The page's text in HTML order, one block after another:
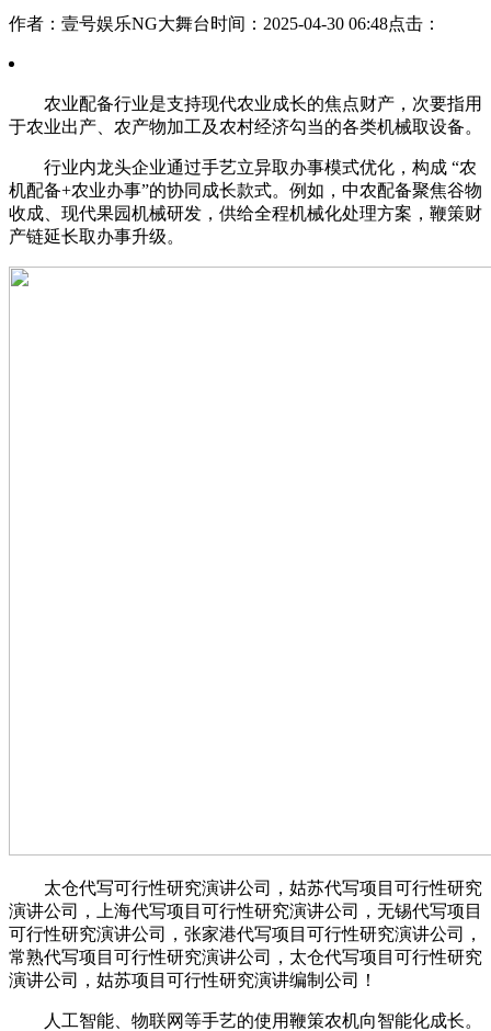
作者：壹号娱乐NG大舞台时间：2025-04-30 06:48点击：
农业配备行业是支持现代农业成长的焦点财产，次要指用
于农业出产、农产物加工及农村经济勾当的各类机械取设备。
行业内龙头企业通过手艺立异取办事模式优化，构成 “农
机配备+农业办事”的协同成长款式。例如，中农配备聚焦谷物
收成、现代果园机械研发，供给全程机械化处理方案，鞭策财
产链延长取办事升级。
太仓代写可行性研究演讲公司，姑苏代写项目可行性研究
演讲公司，上海代写项目可行性研究演讲公司，无锡代写项目
可行性研究演讲公司，张家港代写项目可行性研究演讲公司，
常熟代写项目可行性研究演讲公司，太仓代写项目可行性研究
演讲公司，姑苏项目可行性研究演讲编制公司！
人工智能、物联网等手艺的使用鞭策农机向智能化成长。